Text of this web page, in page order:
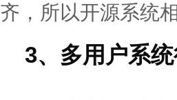
齐，所以开源系统
3、多用户系统